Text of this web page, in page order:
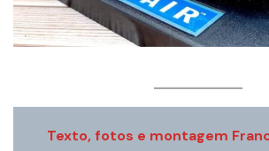
Texto, fotos e montagem